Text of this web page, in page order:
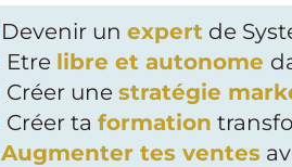
Devenir un expert de
Etre libre et autonome
Créer une stratégie
Créer ta formation
Augmenter tes ventes